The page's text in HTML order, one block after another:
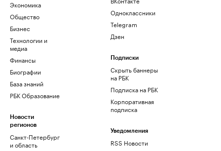
Экономика
Общество
Бизнес
Технологии и
медиа
Финансы
Биографии
База знаний
РБК Образование
Новости
регионов
Санкт-Петербург
и область
Одноклассники
Telegram
Дзен
Подписки
Скрыть баннеры
на РБК
Подписка на РБК
Корпоративная
подписка
Уведомления
RSS Новости